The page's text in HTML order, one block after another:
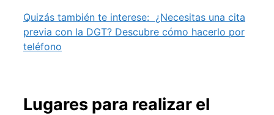
Quizás también te interese: ¿Necesitas una cita
previa con la DGT? Descubre cómo hacerlo por
teléfono
Lugares para realizar el